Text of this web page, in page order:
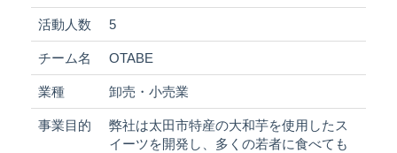
活動人数 5
チーム名 OTABE
業種 卸売・小売業
事業目的
弊社は太田市特産の大和芋を使用したス
イーツを開発し、多くの若者に食べても